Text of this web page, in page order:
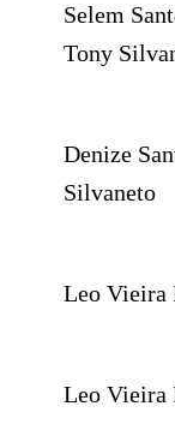
Selem
Tony
Denize
Silvaneto
Leo Vieira
Leo Vieira